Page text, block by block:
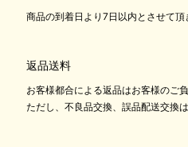
商品の到着日より7日以内とさせて頂
返品送料
お客様都合による返品はお客様のご
ただし、不良品交換、誤品配送交換